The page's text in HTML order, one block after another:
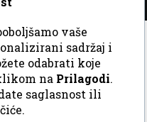
vaše
sadržaj i
odabrati koje
na Prilagodi.
saglasnost ili